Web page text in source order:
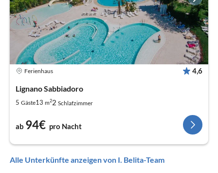
Ferienhaus 4,6
Lignano Sabbiadoro
5 Gäste13 m22 Schlafzimmer
ab 94€ pro Nacht
Alle Unterkünfte anzeigen von I. Belita-Team